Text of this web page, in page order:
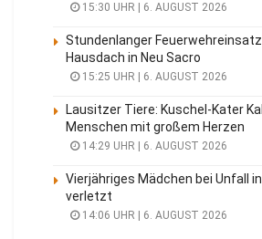
15:30 UHR | 6. AUGUST 2026
Stundenlanger
Hausdach in Neu Sacro
15:25 UHR | 6. AUGUST 2026
Lausitzer Tiere: Kuschel-Kater
Menschen mit großem Herzen
14:29 UHR | 6. AUGUST 2026
Vierjähriges Mädchen bei Unfall
verletzt
14:06 UHR | 6. AUGUST 2026